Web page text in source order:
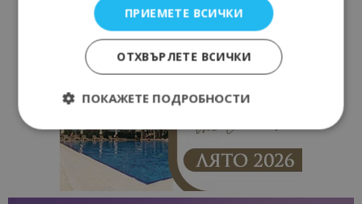
ПРИЕМЕТЕ ВСИЧКИ
ОТХВЪРЛЕТЕ ВСИЧКИ
ПОКАЖЕТЕ ПОДРОБНОСТИ
Строго необходимо
Ефективност
Таргетиране
Функционалност